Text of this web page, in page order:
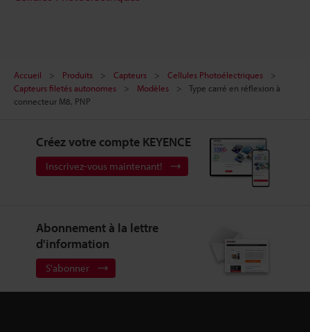
Accueil Produits Capteurs
Cellules Photoélectriques
Capteurs filetés autonomes
Modèles
Type carré en réflexion à
connecteur M8, PNP
Créez votre compte KEYENCE
Inscrivez-vous maintenant!
Abonnement à la lettre
d'information
S'abonner